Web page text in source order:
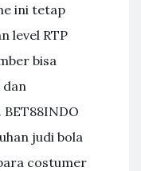
ini tetap
level RTP
bisa
dan
judi bola
costumer